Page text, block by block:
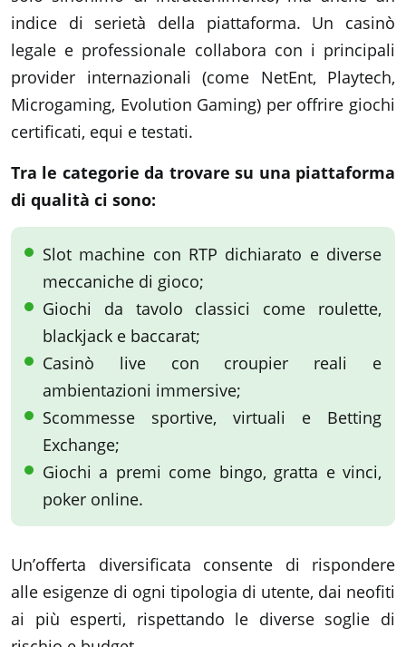
indice di serietà della piattaforma. Un casinò
legale e professionale collabora con i principali
provider internazionali (come NetEnt, Playtech,
Microgaming, Evolution Gaming) per offrire giochi
certificati, equi e testati.
Tra le categorie da trovare su una piattaforma
di qualità ci sono:
Slot machine con RTP dichiarato e diverse
meccaniche di gioco;
Giochi da tavolo classici come roulette,
blackjack e baccarat;
Casinò live con croupier reali e
ambientazioni immersive;
Scommesse sportive, virtuali e Betting
Exchange;
Giochi a premi come bingo, gratta e vinci,
poker online.
Un’offerta diversificata consente di rispondere
alle esigenze di ogni tipologia di utente, dai neofiti
ai più esperti, rispettando le diverse soglie di